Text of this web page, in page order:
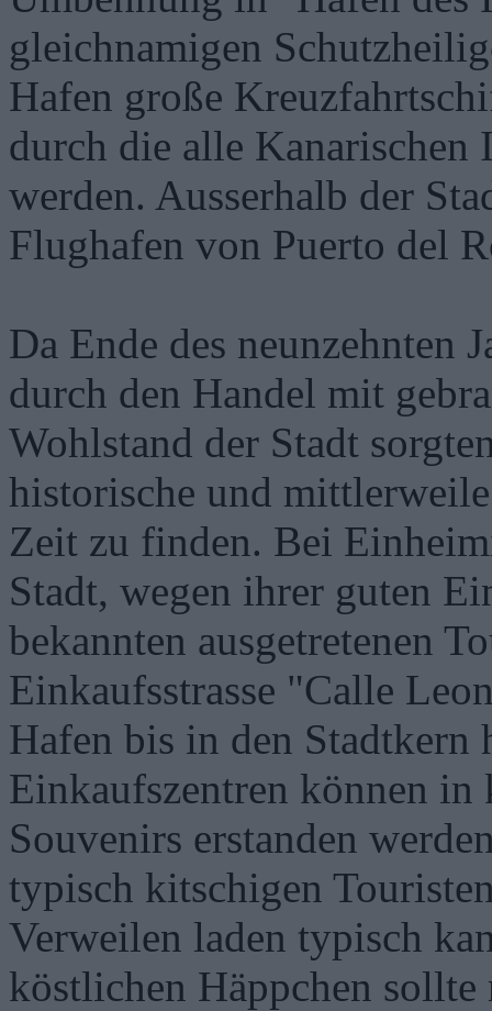
gleichnamigen
Hafen große
durch die alle Kanarischen
werden. Ausserhalb der
Flughafen von Puerto del
Da Ende des neunzehnten
durch den Handel mit
Wohlstand der Stadt
historische und
Zeit zu finden. Bei
Stadt, wegen ihrer guten
bekannten ausgetretenen
Einkaufsstrasse "Calle
Hafen bis in den Stadtkern
Einkaufszentren können
Souvenirs erstanden
typisch kitschigen
Verweilen laden typisch
köstlichen Häppchen